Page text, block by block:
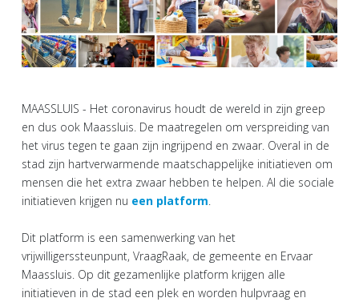
MAASSLUIS - Het coronavirus houdt de wereld in zijn greep
en dus ook Maassluis. De maatregelen om verspreiding van
het virus tegen te gaan zijn ingrijpend en zwaar. Overal in de
stad zijn hartverwarmende maatschappelijke initiatieven om
mensen die het extra zwaar hebben te helpen. Al die sociale
initiatieven krijgen nu een platform.
Dit platform is een samenwerking van het
vrijwilligerssteunpunt, VraagRaak, de gemeente en Ervaar
Maassluis. Op dit gezamenlijke platform krijgen alle
initiatieven in de stad een plek en worden hulpvraag en